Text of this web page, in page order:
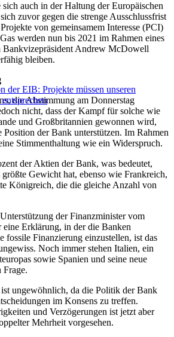
auch in der Haltung der Europäischen
zuvor gegen die strenge Ausschlussfrist
von gemeinsamem Interesse (PCI)
werden nun bis 2021 im Rahmen eines
Bankvizepräsident Andrew McDowell
bleiben.
der EIB: Projekte müssen unseren
die Abstimmung am Donnerstag
nicht, dass der Kampf für solche wie
und Großbritannien gewonnen wird,
der Bank unterstützen. Im Rahmen
Stimmenthaltung wie ein Widerspruch.
der Aktien der Bank, was bedeutet,
größte Gewicht hat, ebenso wie Frankreich,
Königreich, die die gleiche Anzahl von
der Finanzminister vom
eine Erklärung, in der die Banken
fossile Finanzierung einzustellen, ist das
Noch immer stehen Italien, ein
sowie Spanien und seine neue
Frage.
ungewöhnlich, da die Politik der Bank
im Konsens zu treffen.
und Verzögerungen ist jetzt aber
Mehrheit vorgesehen.